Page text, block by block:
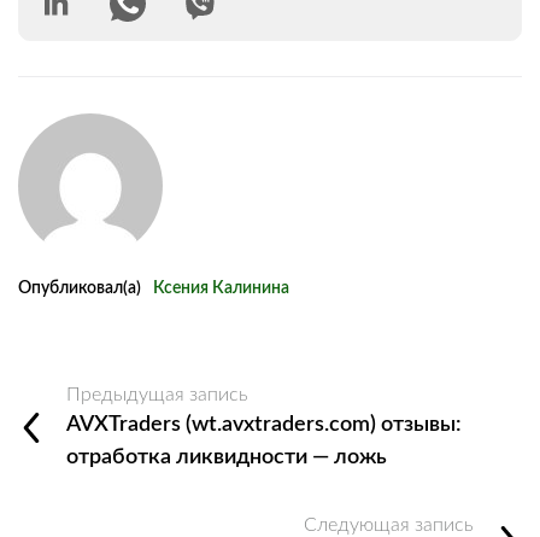
Опубликовал(а) Ксения Калинина
Предыдущая запись
AVXTraders (wt.avxtraders.com) отзывы:
отработка ликвидности — ложь
Следующая запись